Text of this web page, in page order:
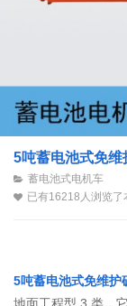
5吨蓄电池式免维
蓄电池式电机车
已有16218人浏览了
5吨蓄电池式免维护